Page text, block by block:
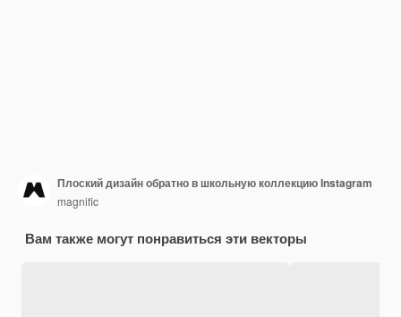
Плоский дизайн обратно в школьную коллекцию Instagram
magnific
Вам также могут понравиться эти векторы